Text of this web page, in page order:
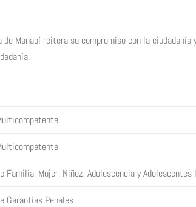
Manabí reitera su compromiso con la
Familia, Mujer, Niñez, Adolescencia y
Garantías Penales